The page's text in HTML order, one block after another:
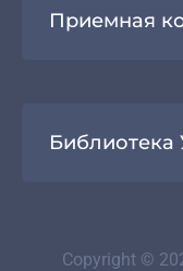
Приемная
Библиотека
Copyright ©